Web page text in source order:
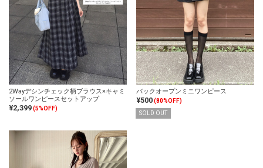
2Wayデシンチェック柄ブラウス×キャミ
ソールワンピースセットアップ
¥2,399(5%OFF)
バックオープンミニワンピース
¥500(80%OFF)
SOLD OUT